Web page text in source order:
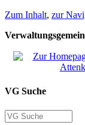
Zum Inhalt, zur
VG Suche